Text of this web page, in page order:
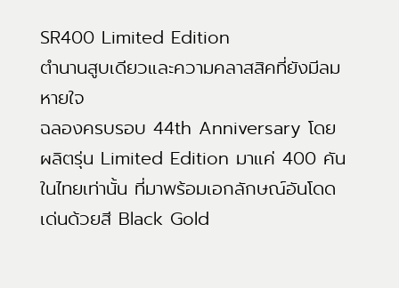
SR400 Limited Edition
ตำนานสูบเดียวและความคลาสสิคที่ยังมีลม
หายใจ
ฉลองครบรอบ 44th Anniversary โดย
ผลิตรุ่น Limited Edition มาแค่ 400 คัน
ในไทยเท่านั้น ที่มาพร้อมเอกลักษณ์อันโดด
เด่นด้วยสี Black Gold